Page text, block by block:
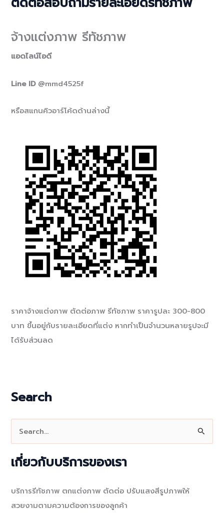
จ้างแต่งภาพ รีทัชภาพ
แอดไลน์ไอดี
Line ID @mmd4525f
หรือสแกนคิวอาร์โค้ดด้านล่างนี้
ราคาจ้างแต่งภาพ ตัดต่อภาพ รีทัชภาพ ราคารูปละ 300-800
บาท ขึ้นอยู่กับรายละเอียดที่แต่ง หากทำเป็นจำนวนหลายรูปจะมี
ได้รับส่วนลด
Search
r
เกี่ยวกับบริการของเรา
บริการรีทัชภาพ ตกแต่งภาพ ตัดต่อ ปรับแสงสีรูปภาพให้
สวยงามตามความต้องการของลูกค้า